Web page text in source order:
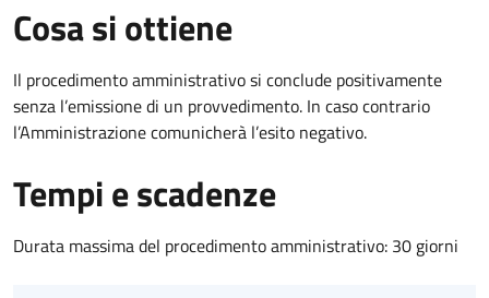
Cosa si ottiene
Il procedimento amministrativo si conclude positivamente
senza l’emissione di un provvedimento. In caso contrario
l’Amministrazione comunicherà l’esito negativo.
Tempi e scadenze
Durata massima del procedimento amministrativo: 30 giorni